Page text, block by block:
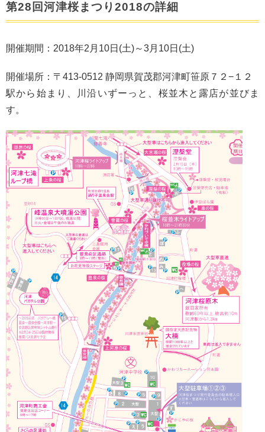
第28回河津桜まつり2018の詳細
開催期間：2018年2月10日(土)～3月10日(土)
開催場所：〒413-0512 静岡県賀茂郡河津町笹原７２−１２
駅から始まり、川沿いずーっと、桜並木と露店が並びま
す。